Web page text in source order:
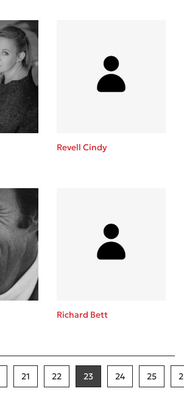
Revell Cindy
Richard Bett
21 22 23 24 25